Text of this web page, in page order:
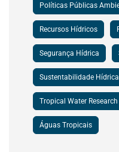
Políticas Públicas
Recursos Hídricos
Segurança Hídrica
Sustentabilidade Hídrica
Tropical Water
Águas Tropicais